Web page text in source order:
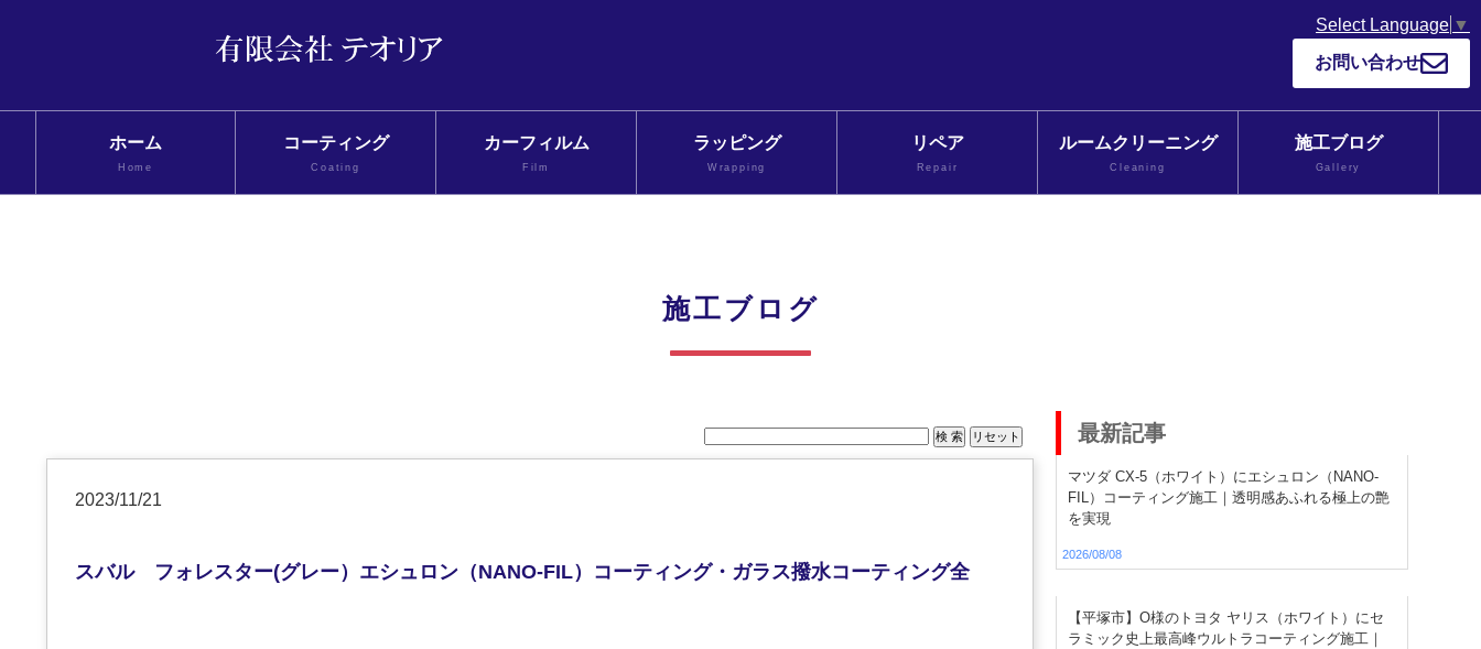
Select Language ▼
お問い合わせ
ホーム
Home
コーティング
Coating
カーフィルム
Film
ラッピング
Wrapping
リペア
Repair
ルームクリーニング
Cleaning
施工ブログ
Gallery
施工ブログ
2023/11/21
スバル フォレスター(グレー）エシュロン（NANO-FIL）コーティング・ガラス撥水コーティング全
最新記事
マツダ CX-5（ホワイト）にエシュロン（NANO-
FIL）コーティング施工｜透明感あふれる極上の艶
を実現
2026/08/08
【平塚市】O様のトヨタ ヤリス（ホワイト）にセ
ラミック史上最高峰ウルトラコーティング施工｜